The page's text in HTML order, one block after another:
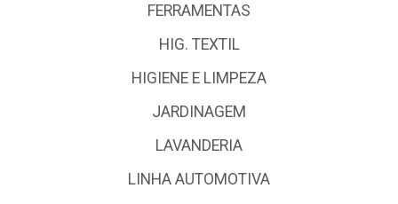
FERRAMENTAS
HIG. TEXTIL
HIGIENE E LIMPEZA
JARDINAGEM
LAVANDERIA
LINHA AUTOMOTIVA